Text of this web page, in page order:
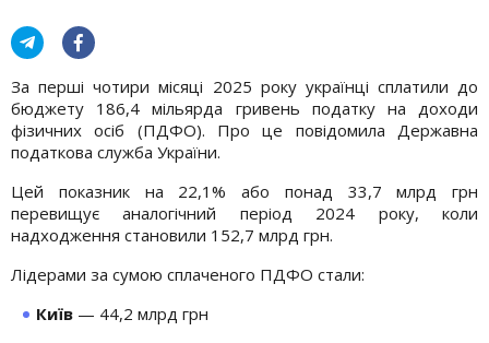
За перші чотири місяці 2025 року українці сплатили до
бюджету 186,4 мільярда гривень податку на доходи
фізичних осіб (ПДФО). Про це повідомила Державна
податкова служба України.
Цей показник на 22,1% або понад 33,7 млрд грн
перевищує аналогічний період 2024 року, коли
надходження становили 152,7 млрд грн.
Лідерами за сумою сплаченого ПДФО стали:
Київ — 44,2 млрд грн